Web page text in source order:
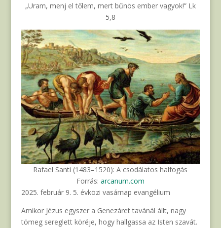
„Uram, menj el tőlem, mert bűnös ember vagyok!” Lk
5,8
Rafael Santi (1483–1520): A csodálatos halfogás
Forrás: arcanum.com
2025. február 9. 5. évközi vasárnap evangélium
Amikor Jézus egyszer a Genezáret tavánál állt, nagy
tömeg sereglett köréje, hogy hallgassa az Isten szavát.